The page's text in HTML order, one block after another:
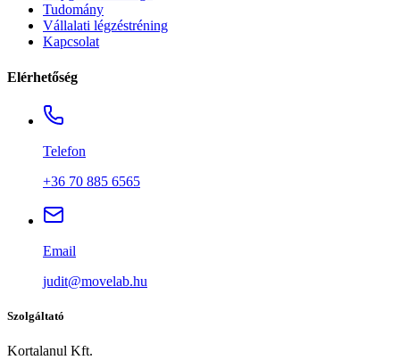
Tudomány
Vállalati légzéstréning
Kapcsolat
Elérhetőség
Telefon
+36 70 885 6565
Email
judit@movelab.hu
Szolgáltató
Kortalanul Kft.